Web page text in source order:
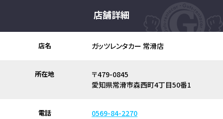
店舗詳細
店名 ガッツレンタカー 常滑店
所在地
〒479-0845
愛知県常滑市森西町4丁目50番1
電話 0569-84-2270